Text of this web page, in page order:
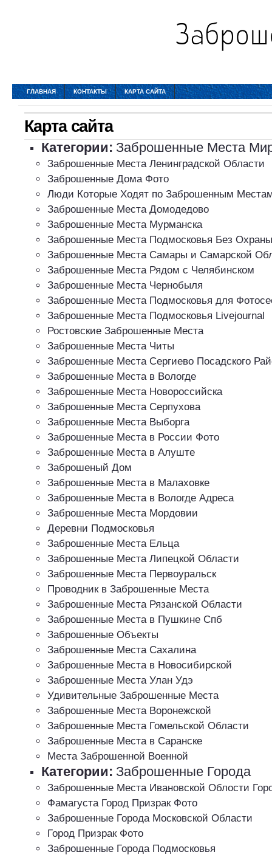
ГЛАВНАЯ КОНТАКТЫ КАРТА САЙТА
Карта сайта
Категории: Заброшенные Места
Заброшенные Места Ленинградской Области
Заброшенные Дома Фото
Люди Которые Ходят по Заброшенным
Заброшенные Места Домодедово
Заброшенные Места Мурманска
Заброшенные Места Подмосковья Без
Заброшенные Места Самары и Самарской
Заброшенные Места Рядом с Челябинском
Заброшенные Места Чернобыля
Заброшенные Места Подмосковья для
Заброшенные Места Подмосковья Livejournal
Ростовские Заброшенные Места
Заброшенные Места Читы
Заброшенные Места Сергиево Посадского
Заброшенные Места в Вологде
Заброшенные Места Новороссийска
Заброшенные Места Серпухова
Заброшенные Места Выборга
Заброшенные Места в России Фото
Заброшенные Места в Алуште
Заброшеный Дом
Заброшенные Места в Малаховке
Заброшенные Места в Вологде Адреса
Заброшенные Места Мордовии
Деревни Подмосковья
Заброшенные Места Ельца
Заброшенные Места Липецкой Области
Заброшенные Места Первоуральск
Проводник в Заброшенные Места
Заброшенные Места Рязанской Области
Заброшенные Места в Пушкине Спб
Заброшенные Объекты
Заброшенные Места Сахалина
Заброшенные Места в Новосибирской
Заброшенные Места Улан Удэ
Удивительные Заброшенные Места
Заброшенные Места Воронежской
Заброшенные Места Гомельской Области
Заброшенные Места в Саранске
Места Заброшенной Военной
Категории: Заброшенные Города
Заброшенные Места Ивановской Облости
Фамагуста Город Призрак Фото
Заброшенные Города Московской Области
Город Призрак Фото
Заброшенные Города Подмосковья